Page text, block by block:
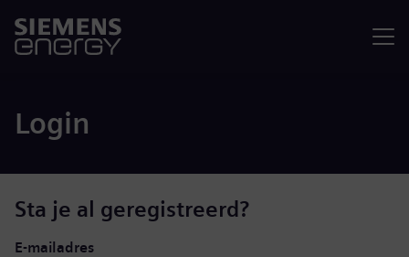
Login
Sta je al geregistreerd?
Inloggen: gebruiker en wachtwoord
E-mailadres